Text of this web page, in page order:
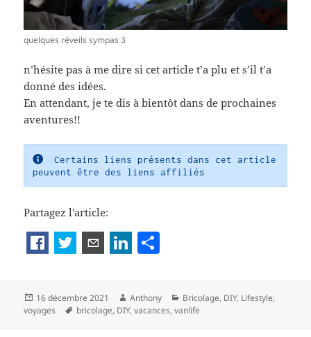
quelques réveils sympas 3
n’hésite pas à me dire si cet article t’a plu et s’il t’a
donné des idées.
En attendant, je te dis à bientôt dans de prochaines
aventures!!
Certains liens présents dans cet article
peuvent être des liens affiliés
Partagez l'article:
a
Publié
le
16 décembre 2021 Auteur
Anthony Catégories
Bricolage, DIY, Lifestyle,
voyages
Mots-
bricolage, DIY,vacances,vanlife